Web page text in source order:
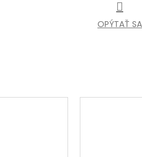
OPÝTAŤ SA